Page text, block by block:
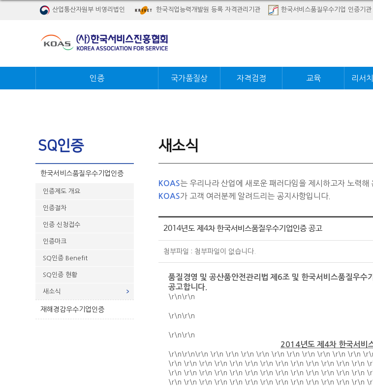
산업통산자원부 비영리법인 한국직업능력개발원 등록 자격관리기관 한국서비스품질우수기업 인증기관
인증 국가품질상 자격검정 교육 리서
SQ인증
한국서비스품질우수기업인증
인증제도 개요
인증절차
인증 신청접수
인증마크
SQ인증 Benefit
SQ인증 현황
새소식
재해경감우수기업인증
새소식
KOAS는 우리나라 산업에 새로운 패러다임을 제시하고자 노력
KOAS가 고객 여러분께 알려드리는 공지사항입니다.
2014년도 제4차 한국서비스품질우수기업인증 공고
첨부파일 : 첨부파일이 없습니다.
품질경영 및 공산품안전관리법 제6조 및 한국서비스품질우수
공고합니다.
\r\n\r\n
\r\n\r\n
\r\n\r\n
2014년도 제4차 한국서비
\r\n\r\n\r\n \r\n \r\n \r\n \r\n \r\n \r\n \r\n \r\n \r\n \r\n
\r\n \r\n \r\n \r\n \r\n \r\n \r\n \r\n \r\n \r\n \r\n \r\n \r\n
\r\n \r\n \r\n \r\n \r\n \r\n \r\n \r\n \r\n \r\n \r\n \r\n \r\n
\r\n \r\n \r\n \r\n \r\n \r\n \r\n \r\n \r\n \r\n \r\n \r\n \r\n